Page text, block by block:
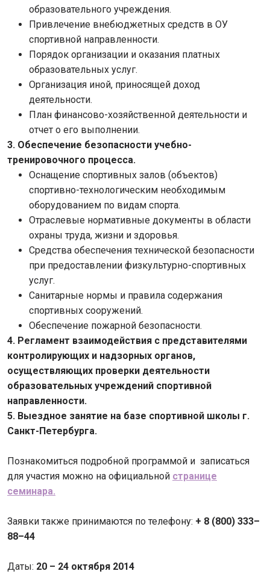
образовательного учреждения.
Привлечение внебюджетных средств в ОУ
спортивной направленности.
Порядок организации и оказания платных
образовательных услуг.
Организация иной, приносящей доход
деятельности.
План финансово-хозяйственной деятельности и
отчет о его выполнении.
3. Обеспечение безопасности учебно-
тренировочного процесса.
Оснащение спортивных залов (объектов)
спортивно-технологическим необходимым
оборудованием по видам спорта.
Отраслевые нормативные документы в области
охраны труда, жизни и здоровья.
Средства обеспечения технической безопасности
при предоставлении физкультурно-спортивных
услуг.
Санитарные нормы и правила содержания
спортивных сооружений.
Обеспечение пожарной безопасности.
4. Регламент взаимодействия с представителями
контролирующих и надзорных органов,
осуществляющих проверки деятельности
образовательных учреждений спортивной
направленности.
5. Выездное занятие на базе спортивной школы г.
Санкт-Петербурга.
Познакомиться подробной программой и записаться
для участия можно на официальной странице
семинара.
Заявки также принимаются по телефону: + 8 (800) 333–
88–44
Даты: 20 – 24 октября 2014